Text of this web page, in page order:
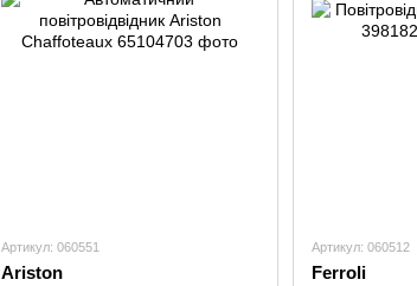
Артикул: 060551
Ariston
Артикул: 060512
Ferroli